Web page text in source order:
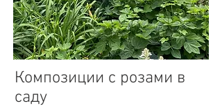
Композиции с розами в
саду